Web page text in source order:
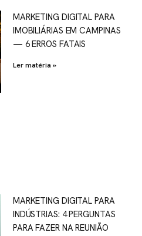
MARKETING DIGITAL PARA
IMOBILIÁRIAS EM CAMPINAS
— 6 ERROS FATAIS
Ler matéria »
MARKETING DIGITAL PARA
INDÚSTRIAS: 4 PERGUNTAS
PARA FAZER NA REUNIÃO